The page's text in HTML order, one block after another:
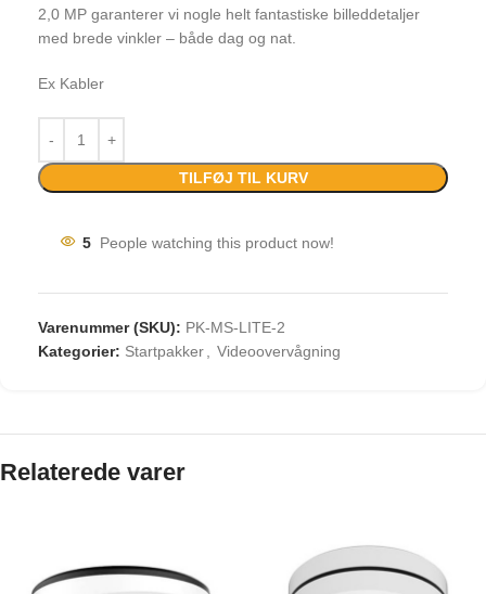
2,0 MP garanterer vi nogle helt fantastiske billeddetaljer
med brede vinkler – både dag og nat.
Ex Kabler
TILFØJ TIL KURV
5 People watching this product now!
Varenummer (SKU): PK-MS-LITE-2
Kategorier: Startpakker Videoovervågning
Relaterede varer